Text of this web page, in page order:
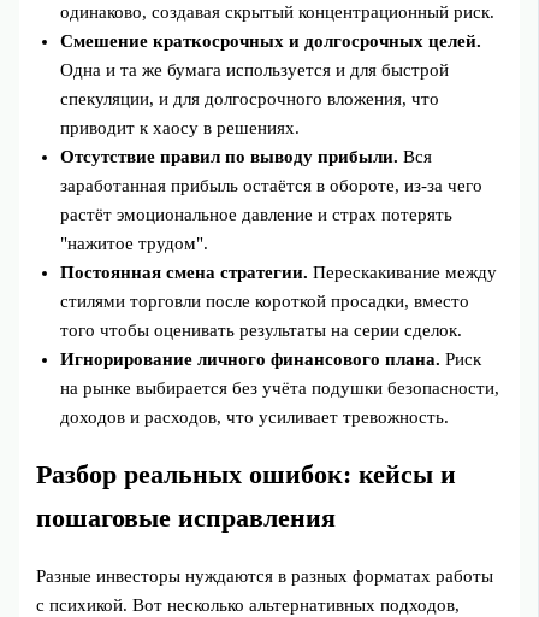
одинаково, создавая скрытый концентрационный риск.
Смешение краткосрочных и долгосрочных целей.
Одна и та же бумага используется и для быстрой
спекуляции, и для долгосрочного вложения, что
приводит к хаосу в решениях.
Отсутствие правил по выводу прибыли. Вся
заработанная прибыль остаётся в обороте, из-за чего
растёт эмоциональное давление и страх потерять
"нажитое трудом".
Постоянная смена стратегии. Перескакивание между
стилями торговли после короткой просадки, вместо
того чтобы оценивать результаты на серии сделок.
Игнорирование личного финансового плана. Риск
на рынке выбирается без учёта подушки безопасности,
доходов и расходов, что усиливает тревожность.
Разбор реальных ошибок: кейсы и
пошаговые исправления
Разные инвесторы нуждаются в разных форматах работы
с психикой. Вот несколько альтернативных подходов,